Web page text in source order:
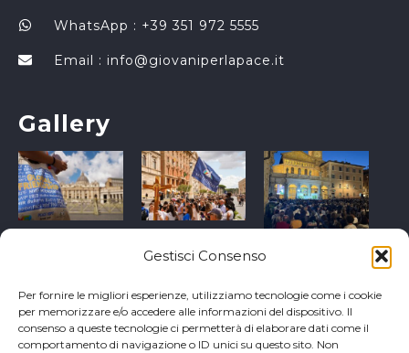
Gestisci Consenso
Per fornire le migliori esperienze, utilizziamo tecnologie come i cookie
per memorizzare e/o accedere alle informazioni del dispositivo. Il
consenso a queste tecnologie ci permetterà di elaborare dati come il
comportamento di navigazione o ID unici su questo sito. Non
WhatsApp : +39 351 972 5555
Email : info@giovaniperlapace.it
Gallery